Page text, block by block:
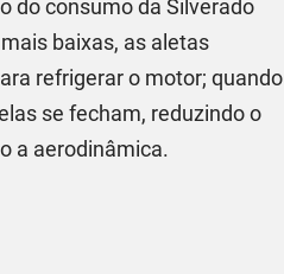
do consumo da Silverado
baixas, as aletas
refrigerar o motor; quando
se fecham, reduzindo o
a aerodinâmica.